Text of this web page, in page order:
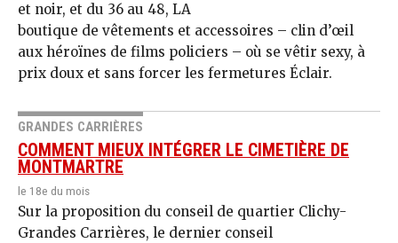
et noir, et du 36 au 48, LA
boutique de vêtements et accessoires – clin d’œil
aux héroïnes de films policiers – où se vêtir sexy, à
prix doux et sans forcer les fermetures Éclair.
GRANDES CARRIÈRES
COMMENT MIEUX INTÉGRER LE CIMETIÈRE DE
MONTMARTRE
le 18e du mois
Sur la proposition du conseil de quartier Clichy-
Grandes Carrières, le dernier conseil